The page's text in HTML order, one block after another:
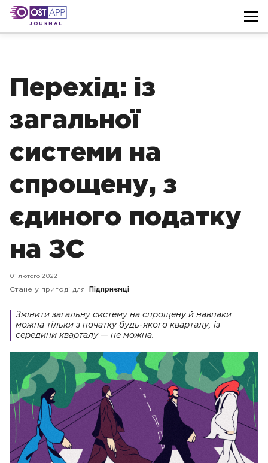
JOURNAL
Перехід: із
загальної
системи на
спрощену, з
єдиного податку
на ЗС
01 лютого 2022
Стане у пригоді для: Підприємці
Змінити загальну систему на спрощену й навпаки
можна тільки з початку будь-якого кварталу, із
середини кварталу — не можна.